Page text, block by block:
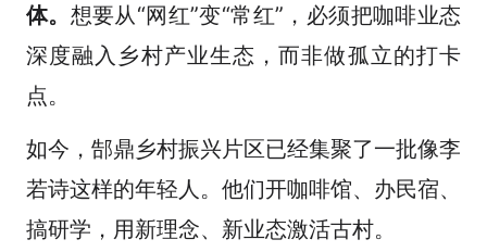
体。 想要从“网红”变“常红”，必须把咖啡业态
深度融入乡村产业生态，而非做孤立的打卡
点。
如今，郜鼎乡村振兴片区已经集聚了一批像李
若诗这样的年轻人。他们开咖啡馆、办民宿、
搞研学，用新理念、新业态激活古村。